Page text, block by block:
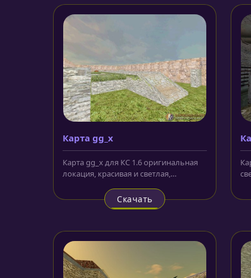
Карта gg_x
Карта gg_x для КС 1.6 оригинальная
локация, красивая и светлая,
популярных...
Скачать